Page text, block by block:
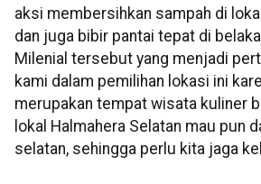
aksi membersihkan sampah di
dan juga bibir pantai tepat di
Milenial tersebut yang menjadi
kami dalam pemilihan lokasi ini
merupakan tempat wisata kuliner
lokal Halmahera Selatan mau pun
selatan, sehingga perlu kita jaga